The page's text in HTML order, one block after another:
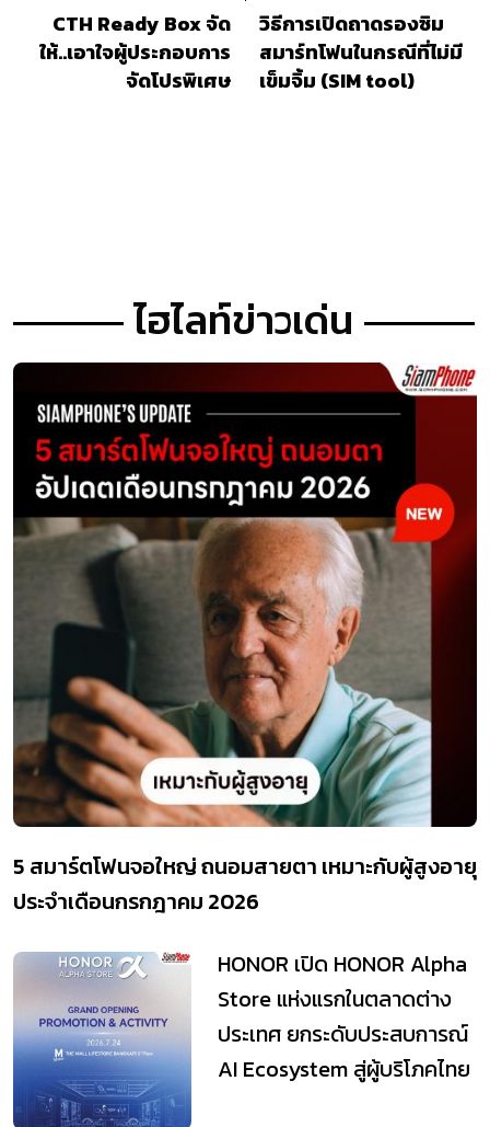
CTH Ready Box จัด
ให้..เอาใจผู้ประกอบการ
จัดโปรพิเศษ
วิธีการเปิดถาดรองซิม
สมาร์ทโฟนในกรณีที่ไม่มี
เข็มจิ้ม (SIM tool)
ไฮไลท์ข่าวเด่น
5 สมาร์ตโฟนจอใหญ่ ถนอมสายตา เหมาะกับผู้สูงอายุ
ประจำเดือนกรกฎาคม 2026
HONOR เปิด HONOR Alpha
Store แห่งแรกในตลาดต่าง
ประเทศ ยกระดับประสบการณ์
AI Ecosystem สู่ผู้บริโภคไทย